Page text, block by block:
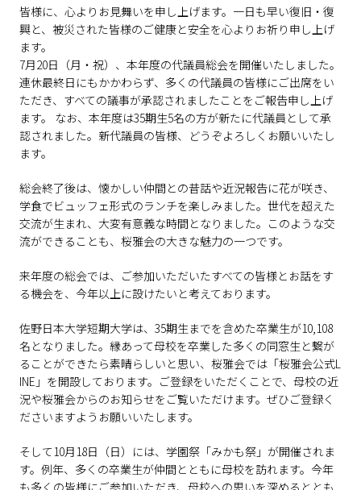
皆様に、心よりお見舞いを申し上げます。一日も早い復旧・復
興と、被災された皆様のご健康と安全を心よりお祈り申し上げ
ます。
7月20日（月・祝）、本年度の代議員総会を開催いたしました。
連休最終日にもかかわらず、多くの代議員の皆様にご出席をい
ただき、すべての議事が承認されましたことをご報告申し上げ
ます。 なお、本年度は35期生5名の方が新たに代議員として承
認されました。新代議員の皆様、どうぞよろしくお願いいたし
ます。
総会終了後は、懐かしい仲間との昔話や近況報告に花が咲き、
学食でビュッフェ形式のランチを楽しみました。世代を超えた
交流が生まれ、大変有意義な時間となりました。このような交
流ができることも、桜雅会の大きな魅力の一つです。
来年度の総会では、ご参加いただいたすべての皆様とお話をす
る機会を、今年以上に設けたいと考えております。
佐野日本大学短期大学は、35期生までを含めた卒業生が10,108
名となりました。縁あって母校を卒業した多くの同窓生と繋が
ることができたら素晴らしいと思い、桜雅会では「桜雅会公式L
INE」を開設しております。ご登録をいただくことで、母校の近
況や桜雅会からのお知らせをご覧いただけます。ぜひご登録く
ださいますようお願いいたします。
そして10月18日（日）には、学園祭「みかも祭」が開催されま
す。例年、多くの卒業生が仲間とともに母校を訪れます。今年
も多くの皆様にご参加いただき、母校への思いを深めるととも